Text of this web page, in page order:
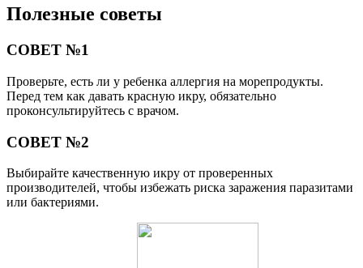
Полезные советы
СОВЕТ №1
Проверьте, есть ли у ребенка аллергия на морепродукты.
Перед тем как давать красную икру, обязательно
проконсультируйтесь с врачом.
СОВЕТ №2
Выбирайте качественную икру от проверенных
производителей, чтобы избежать риска заражения паразитами
или бактериями.